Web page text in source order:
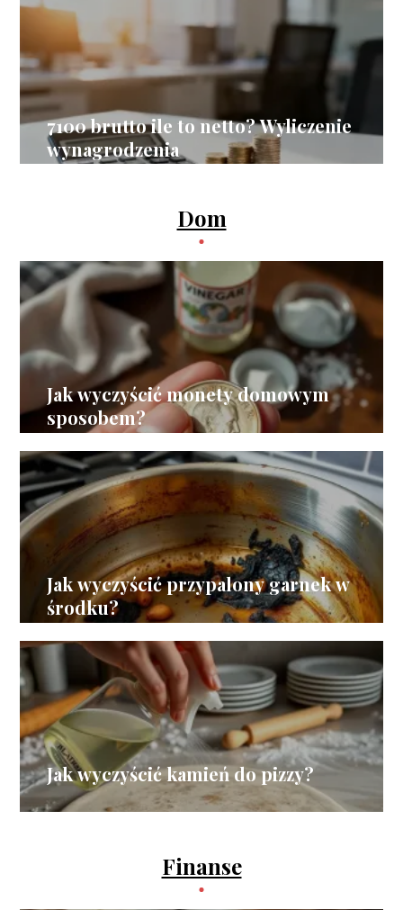
7100 brutto ile to netto? Wyliczenie
wynagrodzenia
Dom
Jak wyczyścić monety domowym
sposobem?
Jak wyczyścić przypalony garnek w
środku?
Jak wyczyścić kamień do pizzy?
Finanse